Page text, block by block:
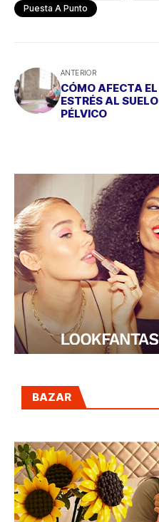
Puesta A Punto
ANTERIOR
CÓMO AFECTA EL
ESTRÉS AL SUELO
PÉLVICO
BAZAR